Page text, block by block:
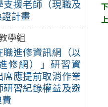
援老師（現職及
計畫
學組
職進修資訊網（以
修網）」研習資
應提前取消作業
研習紀錄權益及避